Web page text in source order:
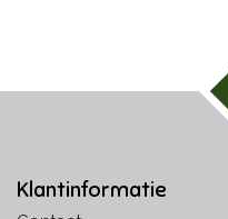
Klantinformatie